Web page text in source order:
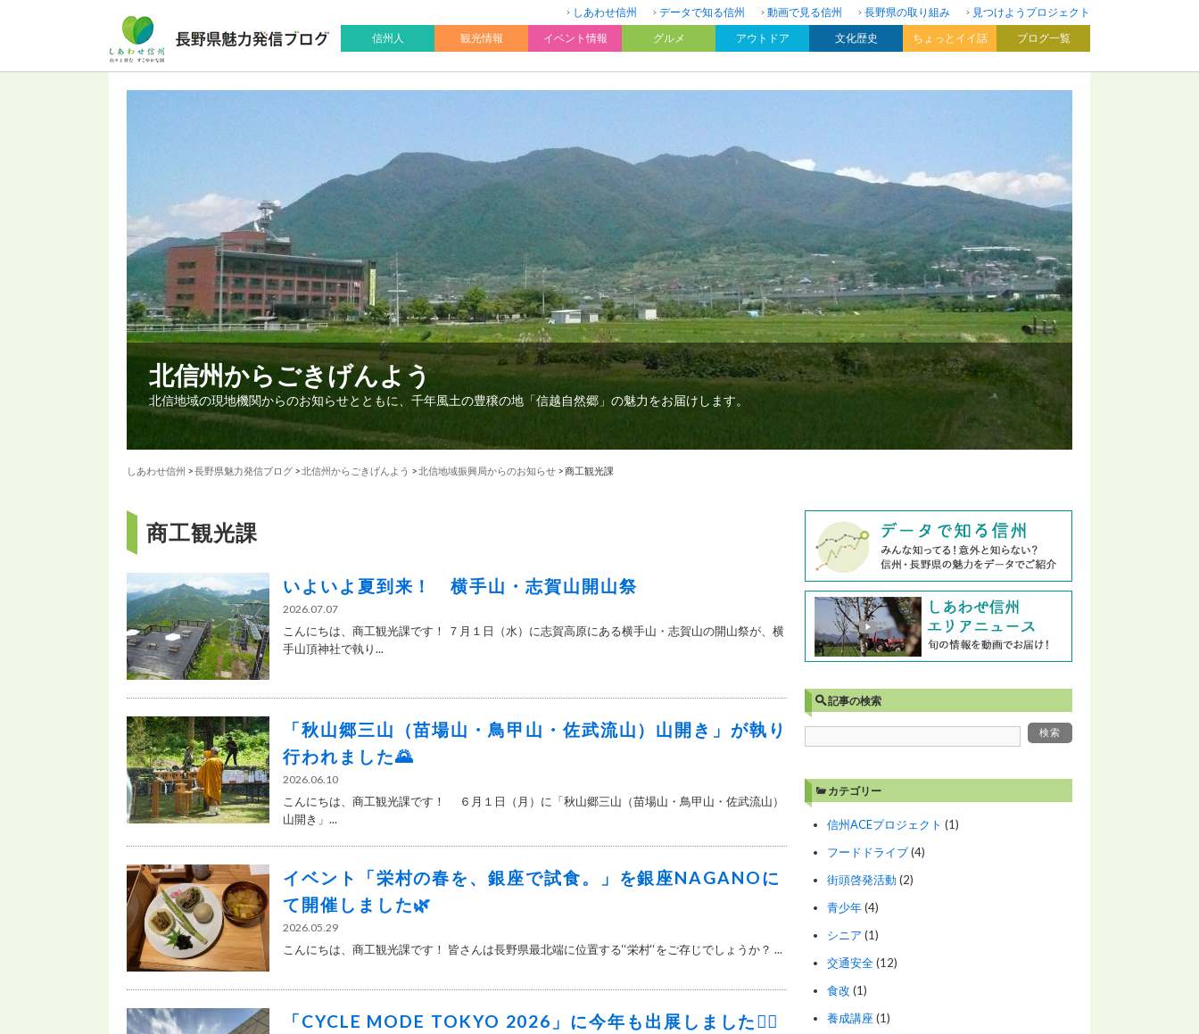
しあわせ信州 データで知る信州 動画で見る信州 長野県の取り組み
見つけようプロジェクト
信州人
観光情報 イベント情報 グルメ アウトドア 文化歴史 ちょっとイイ話 ブログ一覧
北信州からごきげんよう
北信地域の現地機関からのお知らせとともに、千年風土の豊穣の地「信越自然郷」の魅力をお届けします。
しあわせ信州 >長野県魅力発信ブログ >北信州からごきげんよう >北信地域振興局からのお知らせ >商工観光課
商工観光課
いよいよ夏到来！ 横手山・志賀山開山祭
2026.07.07
こんにちは、商工観光課です！ ７月１日（水）に志賀高原にある横手山・志賀山の開山祭が、横
手山頂神社で執り...
「秋山郷三山（苗場山・鳥甲山・佐武流山）山開き」が執り
行われました🌄
2026.06.10
こんにちは、商工観光課です！ ６月１日（月）に「秋山郷三山（苗場山・鳥甲山・佐武流山）
山開き」...
イベント「栄村の春を、銀座で試食。」を銀座NAGANOに
て開催しました🌿
2026.05.29
こんにちは、商工観光課です！ 皆さんは長野県最北端に位置する‘‘栄村‘‘をご存じでしょうか？ ...
「CYCLE MODE TOKYO 2026」に今年も出展しました🚴‍♂️
記事の検索
カテゴリー
信州ACEプロジェクト (1)
フードドライブ(4)
街頭啓発活動(2)
青少年(4)
シニア (1)
交通安全(12)
食改 (1)
養成講座(1)